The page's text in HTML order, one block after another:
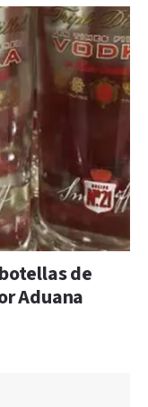
de
Aduana